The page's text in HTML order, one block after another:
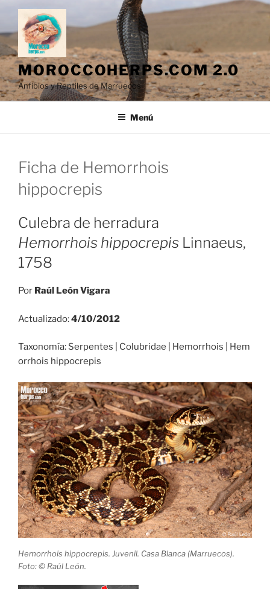
Saltar
contenido
MOROCCOHERPS.COM 2.0
Anfibios y Reptiles de Marruecos
Menú
Ficha de Hemorrhois
hippocrepis
Culebra de herradura
Hemorrhois hippocrepis Linnaeus,
1758
Por Raúl León Vigara
Actualizado:4/10/2012
Taxonomía: Serpentes | Colubridae | Hemorrhois | Hem
orrhois hippocrepis
Hemorrhois hippocrepis. Juvenil. Casa Blanca (Marruecos).
Foto: © Raúl León.